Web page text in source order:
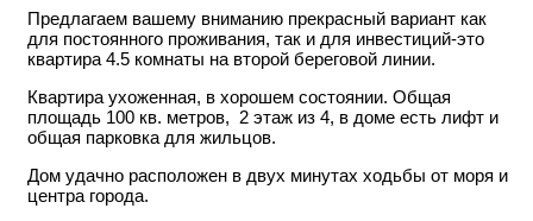
Предлагаем вашему вниманию прекрасный вариант как
для постоянного проживания, так и для инвестиций-это
квартира 4.5 комнаты на второй береговой линии.
Квартира ухоженная, в хорошем состоянии. Общая
площадь 100 кв. метров, 2 этаж из 4, в доме есть лифт и
общая парковка для жильцов.
Дом удачно расположен в двух минутах ходьбы от моря и
центра города.